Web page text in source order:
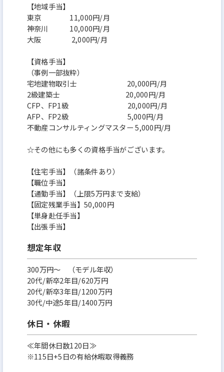
【地域手当】
東京 11,000円/月
神奈川 10,000円/月
大阪 2,000円/月
【資格手当】
（事例一部抜粋）
宅地建物取引士 20,000円/月
2級建築士 20,000円/月
CFP、FP1級 20,000円/月
AFP、FP2級 5,000円/月
不動産コンサルティングマスター 5,000円/月
☆その他にも多くの資格手当がございます。
【住宅手当】（諸条件あり）
【職位手当】
【通勤手当】（上限5万円まで支給）
【固定残業手当】50,000円
【単身赴任手当】
【出張手当】
想定年収
300万円〜 （モデル年収）
20代/新卒2年目/620万円
20代/新卒3年目/1200万円
30代/中途5年目/1400万円
休日・休暇
≪年間休日数120日≫
※115日+5日の有給休暇取得義務